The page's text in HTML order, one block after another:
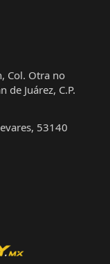
Col. Otra no
de Juárez, C.P.
53140